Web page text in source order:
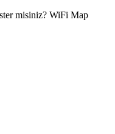
misiniz? WiFi Map